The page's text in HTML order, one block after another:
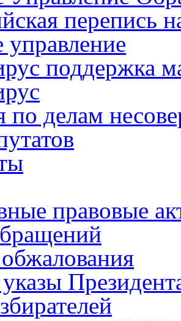
перепись
управление
поддержка
по делам
правовые